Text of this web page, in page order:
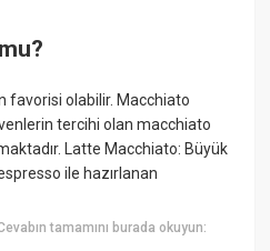
favorisi olabilir. Macchiato
tercihi olan macchiato
Latte Macchiato: Büyük
ile hazırlanan
tamamını burada okuyun: